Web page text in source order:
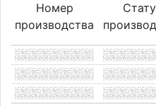
Номер
производства